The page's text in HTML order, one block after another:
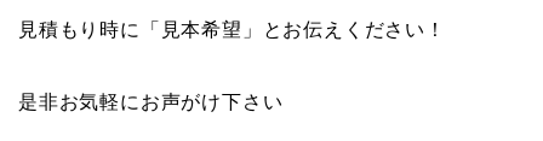
見積もり時に「見本希望」とお伝えください！
是非お気軽にお声がけ下さい